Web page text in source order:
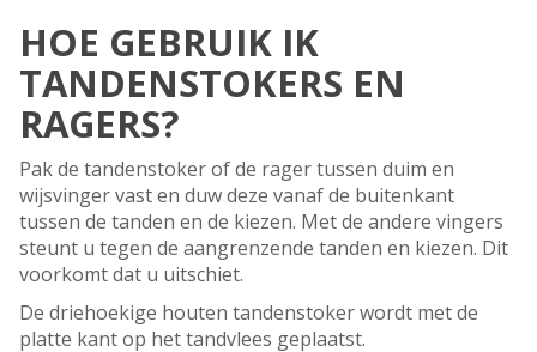
HOE GEBRUIK IK
TANDENSTOKERS EN
RAGERS?
Pak de tandenstoker of de rager tussen duim en
wijsvinger vast en duw deze vanaf de buitenkant
tussen de tanden en de kiezen. Met de andere vingers
steunt u tegen de aangrenzende tanden en kiezen. Dit
voorkomt dat u uitschiet.
De driehoekige houten tandenstoker wordt met de
platte kant op het tandvlees geplaatst.